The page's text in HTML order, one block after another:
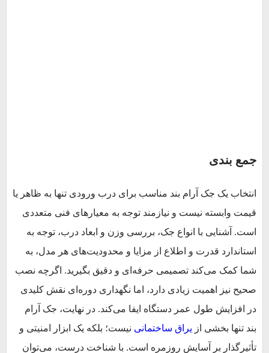
جمع بندی
انتخاب یک جک آرام بند مناسب برای درب ورودی تنها به ظاهر یا
قیمت وابسته نیست و نیازمند توجه به معیارهای فنی متعددی
است. آشنایی با انواع جک، بررسی وزن و ابعاد درب، توجه به
استاندارد قدرت و اطلاع از مزایا و محدودیت‌های هر مدل، به
شما کمک می‌کند تصمیمی حرفه‌ای و دقیق بگیرید. اگرچه نصب
صحیح نیز اهمیت زیادی دارد، اما نگهداری دوره‌ای نقش کلیدی
در افزایش طول عمر دستگاه ایفا می‌کند. در نهایت، جک آرام
بند تنها بخشی از یراق ساختمانی نیست؛ بلکه یک ابزار امنیتی و
تأثیرگذار بر آسایش روزمره است. با شناخت درست، می‌توان